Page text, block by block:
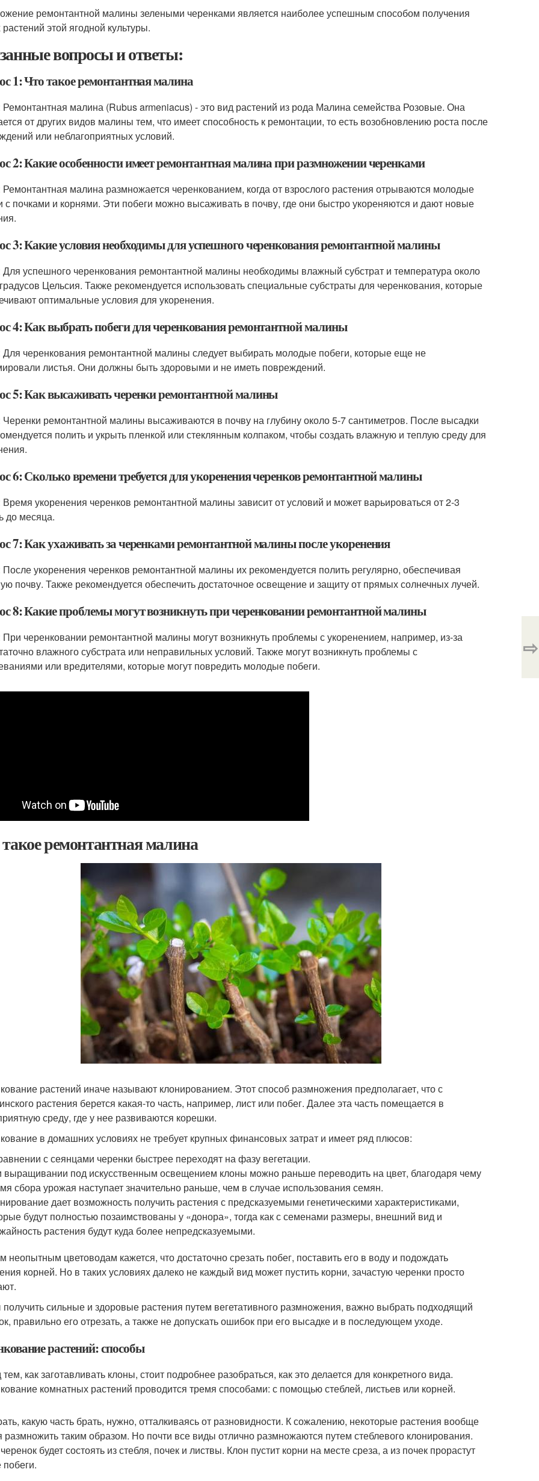
ремонтантной малины зелеными черенками является наиболее успешным способом получения
этой ягодной культуры.
вопросы и ответы:
1: Что такое ремонтантная малина
Ремонтантная малина (Rubus armeniacus) - это вид растений из рода Малина семейства Розовые. Она
от других видов малины тем, что имеет способность к ремонтации, то есть возобновлению роста после
или неблагоприятных условий.
2: Какие особенности имеет ремонтантная малина при размножении черенками
Ремонтантная малина размножается черенкованием, когда от взрослого растения отрываются молодые
с почками и корнями. Эти побеги можно высаживать в почву, где они быстро укореняются и дают новые
3: Какие условия необходимы для успешного черенкования ремонтантной малины
Для успешного черенкования ремонтантной малины необходимы влажный субстрат и температура около
Цельсия. Также рекомендуется использовать специальные субстраты для черенкования, которые
оптимальные условия для укоренения.
4: Как выбрать побеги для черенкования ремонтантной малины
Для черенкования ремонтантной малины следует выбирать молодые побеги, которые еще не
листья. Они должны быть здоровыми и не иметь повреждений.
5: Как высаживать черенки ремонтантной малины
Черенки ремонтантной малины высаживаются в почву на глубину около 5-7 сантиметров. После высадки
полить и укрыть пленкой или стеклянным колпаком, чтобы создать влажную и теплую среду для
6: Сколько времени требуется для укоренения черенков ремонтантной малины
Время укоренения черенков ремонтантной малины зависит от условий и может варьироваться от 2-3
до месяца.
7: Как ухаживать за черенками ремонтантной малины после укоренения
После укоренения черенков ремонтантной малины их рекомендуется полить регулярно, обеспечивая
почву. Также рекомендуется обеспечить достаточное освещение и защиту от прямых солнечных лучей.
8: Какие проблемы могут возникнуть при черенковании ремонтантной малины
При черенковании ремонтантной малины могут возникнуть проблемы с укоренением, например, из-за
влажного субстрата или неправильных условий. Также могут возникнуть проблемы с
или вредителями, которые могут повредить молодые побеги.
ремонтантная малина
растений иначе называют клонированием. Этот способ размножения предполагает, что с
растения берется какая-то часть, например, лист или побег. Далее эта часть помещается в
среду, где у нее развиваются корешки.
в домашних условиях не требует крупных финансовых затрат и имеет ряд плюсов:
с сеянцами черенки быстрее переходят на фазу вегетации.
выращивании под искусственным освещением клоны можно раньше переводить на цвет, благодаря чему
сбора урожая наступает значительно раньше, чем в случае использования семян.
дает возможность получить растения с предсказуемыми генетическими характеристиками,
будут полностью позаимствованы у «донора», тогда как с семенами размеры, внешний вид и
растения будут куда более непредсказуемыми.
неопытным цветоводам кажется, что достаточно срезать побег, поставить его в воду и подождать
корней. Но в таких условиях далеко не каждый вид может пустить корни, зачастую черенки просто
сильные и здоровые растения путем вегетативного размножения, важно выбрать подходящий
правильно его отрезать, а также не допускать ошибок при его высадке и в последующем уходе.
растений: способы
как заготавливать клоны, стоит подробнее разобраться, как это делается для конкретного вида.
комнатных растений проводится тремя способами: с помощью стеблей, листьев или корней.
какую часть брать, нужно, отталкиваясь от разновидности. К сожалению, некоторые растения вообще
размножить таким образом. Но почти все виды отлично размножаются путем стеблевого клонирования.
будет состоять из стебля, почек и листвы. Клон пустит корни на месте среза, а из почек прорастут
⇨